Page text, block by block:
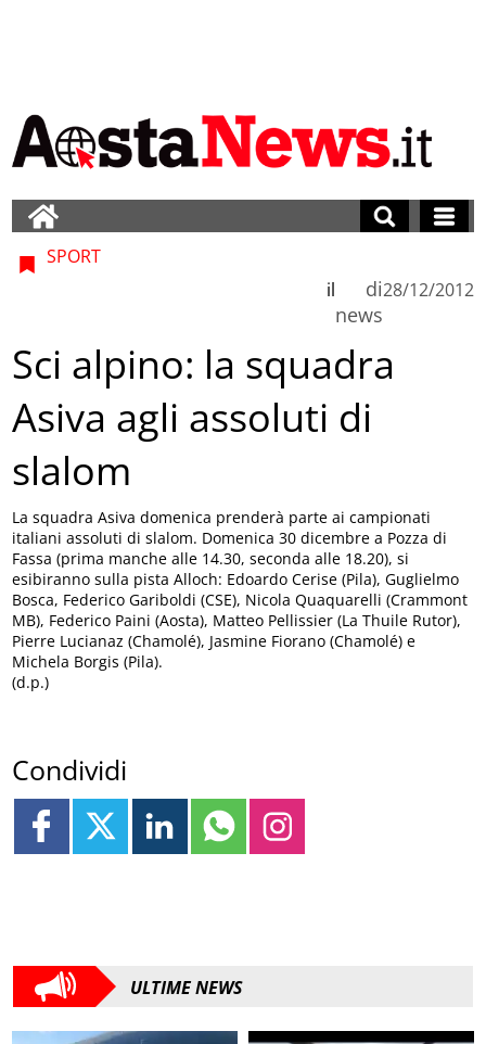
SPORT
di
news
il 28/12/2012
Sci alpino: la squadra
Asiva agli assoluti di
slalom
La squadra Asiva domenica prenderà parte ai campionati
italiani assoluti di slalom. Domenica 30 dicembre a Pozza di
Fassa (prima manche alle 14.30, seconda alle 18.20), si
esibiranno sulla pista Alloch: Edoardo Cerise (Pila), Guglielmo
Bosca, Federico Gariboldi (CSE), Nicola Quaquarelli (Crammont
MB), Federico Paini (Aosta), Matteo Pellissier (La Thuile Rutor),
Pierre Lucianaz (Chamolé), Jasmine Fiorano (Chamolé) e
Michela Borgis (Pila).
(d.p.)
Condividi
ULTIME NEWS